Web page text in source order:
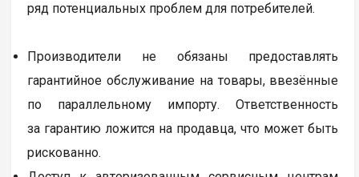
ряд потенциальных проблем для потребителей.
Производители не обязаны предоставлять
гарантийное обслуживание на товары, ввезённые
по параллельному импорту. Ответственность
за гарантию ложится на продавца, что может быть
рискованно.